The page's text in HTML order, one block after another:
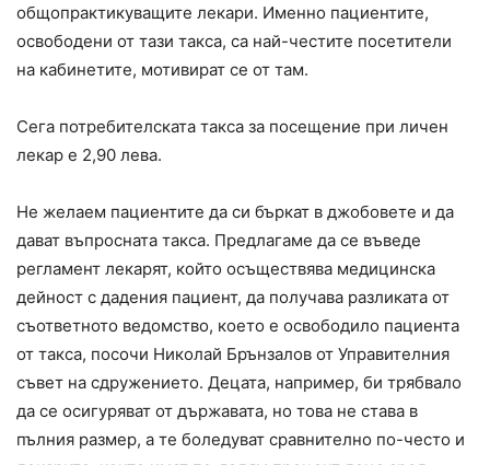
общопрактикуващите лекари. Именно пациентите,
освободени от тази такса, са най-честите посетители
на кабинетите, мотивират се от там.
Сега потребителската такса за посещение при личен
лекар е 2,90 лева.
Не желаем пациентите да си бъркат в джобовете и да
дават въпросната такса. Предлагаме да се въведе
регламент лекарят, който осъществява медицинска
дейност с дадения пациент, да получава разликата от
съответното ведомство, което е освободило пациента
от такса, посочи Николай Брънзалов от Управителния
съвет на сдружението. Децата, например, би трябвало
да се осигуряват от държавата, но това не става в
пълния размер, а те боледуват сравнително по-често и